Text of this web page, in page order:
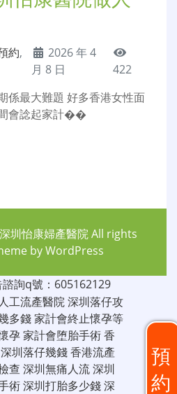
約,
2026 年 4
月 8 日
422
係最大難題 好多香港女性面
會諗起家計��
預
約
深圳怡康婦產醫院All rights
byWordPress
詢q號：605162129
工流產醫院深圳落仔攻
多錢家計會終止懷孕等
孕家計會堕胎手術香
深圳落仔幾錢香港流產
查 深圳無痛人流深圳
術深圳打胎多少錢深